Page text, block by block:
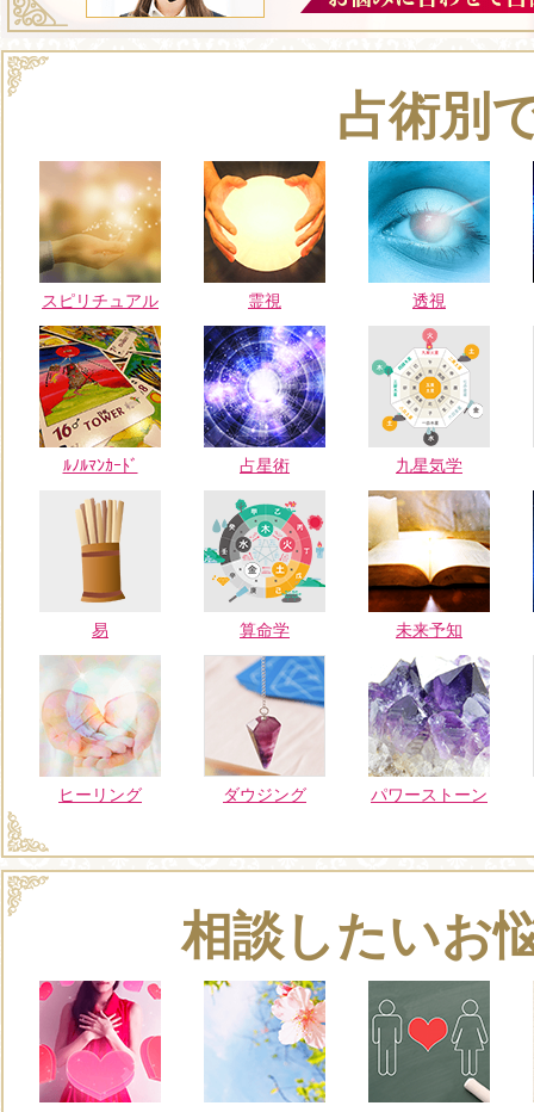
占術別
スピリチュアル 霊視 透視
ﾙﾉﾙﾏﾝｶｰﾄﾞ 占星術 九星気学
易 算命学 未来予知
ヒーリング ダウジング パワーストーン
相談したいお